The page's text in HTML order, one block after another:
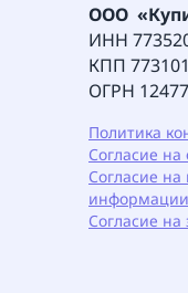
ООО
ИНН
КПП
ОГРН
Политика
Согласие
Согласие
информации
Согласие на